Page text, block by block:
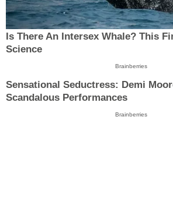
Is There An Intersex Whale? This
Science
Brainberries
Sensational Seductress: Demi
Scandalous Performances
Brainberries